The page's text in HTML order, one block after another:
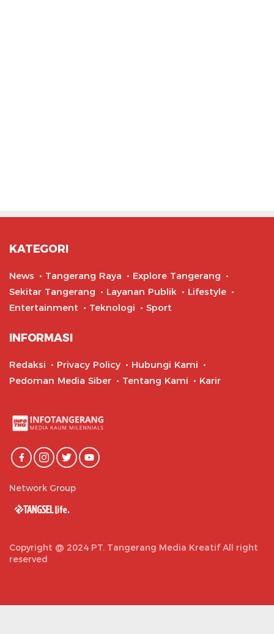
KATEGORI
News Tangerang Raya
Explore Tangerang
Sekitar Tangerang
Layanan Publik
Lifestyle
Entertainment
Teknologi Sport
INFORMASI
Redaksi Privacy Policy
Hubungi Kami
Pedoman Media Siber
Tentang Kami Karir
Network Group
Copyright @ 2024 PT. Tangerang Media Kreatif All right
reserved